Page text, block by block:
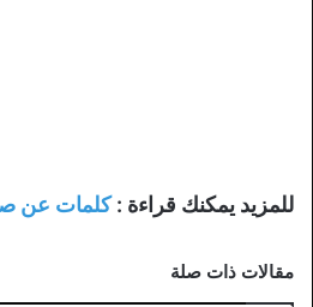
للمزيد يمكنك قراءة :كلمات عن
مقالات ذات صلة